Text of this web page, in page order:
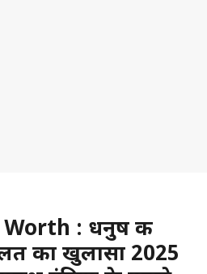
: धनुष की
का खुलासा 2025